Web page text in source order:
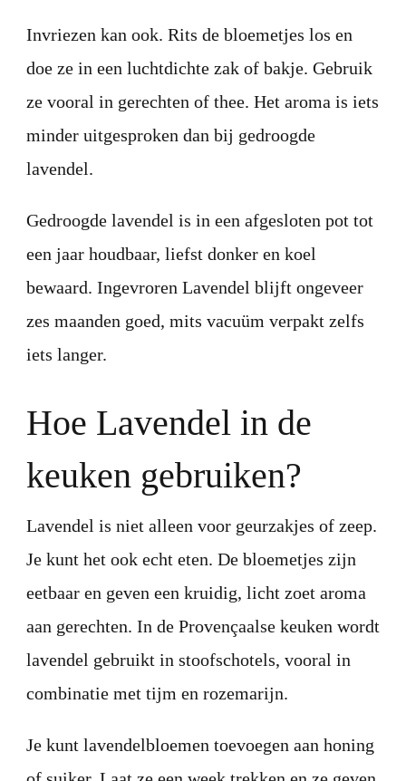
Invriezen kan ook. Rits de bloemetjes los en
doe ze in een luchtdichte zak of bakje. Gebruik
ze vooral in gerechten of thee. Het aroma is iets
minder uitgesproken dan bij gedroogde
lavendel.
Gedroogde lavendel is in een afgesloten pot tot
een jaar houdbaar, liefst donker en koel
bewaard. Ingevroren Lavendel blijft ongeveer
zes maanden goed, mits vacuüm verpakt zelfs
iets langer.
Hoe Lavendel in de
keuken gebruiken?
Lavendel is niet alleen voor geurzakjes of zeep.
Je kunt het ook echt eten. De bloemetjes zijn
eetbaar en geven een kruidig, licht zoet aroma
aan gerechten. In de Provençaalse keuken wordt
lavendel gebruikt in stoofschotels, vooral in
combinatie met tijm en rozemarijn.
Je kunt lavendelbloemen toevoegen aan honing